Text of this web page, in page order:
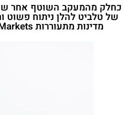
כחלק מהמעקב השוטף אחר
של טלביט להלן ניתוח פשוט
מדינות מתעוררות MSCI Emerging Markets